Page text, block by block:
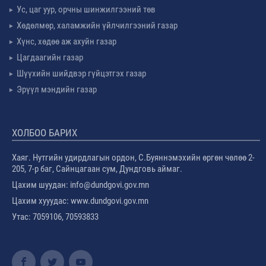
Ус, цаг уур, орчны шинжилгээний төв
Хөдөлмөр, халамжийн үйлчилгээний газар
Хүнс, хөдөө аж ахуйн газар
Цагдаагийн газар
Шүүхийн шийдвэр гүйцэтгэх газар
Эрүүл мэндийн газар
ХОЛБОО БАРИХ
Хаяг. Нутгийн удирдлагын ордон, С.Буяннэмэхийн өргөн чөлөө 2-
205, 7-р баг, Сайнцагаан сум, Дундговь аймаг.
Цахим шуудан: info@dundgovi.gov.mn
Цахим хууудас: www.dundgovi.gov.mn
Утас: 7059106, 70593833